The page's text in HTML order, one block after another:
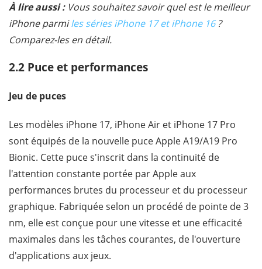
À lire aussi :Vous souhaitez savoir quel est le meilleur
iPhone parmiles séries iPhone 17 et iPhone 16?
Comparez-les en détail.
2.2 Puce et performances
Jeu de puces
Les modèles iPhone 17, iPhone Air et iPhone 17 Pro
sont équipés de la nouvelle puce Apple A19/A19 Pro
Bionic. Cette puce s'inscrit dans la continuité de
l'attention constante portée par Apple aux
performances brutes du processeur et du processeur
graphique. Fabriquée selon un procédé de pointe de 3
nm, elle est conçue pour une vitesse et une efficacité
maximales dans les tâches courantes, de l'ouverture
d'applications aux jeux.